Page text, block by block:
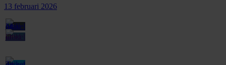
13 februari 2026